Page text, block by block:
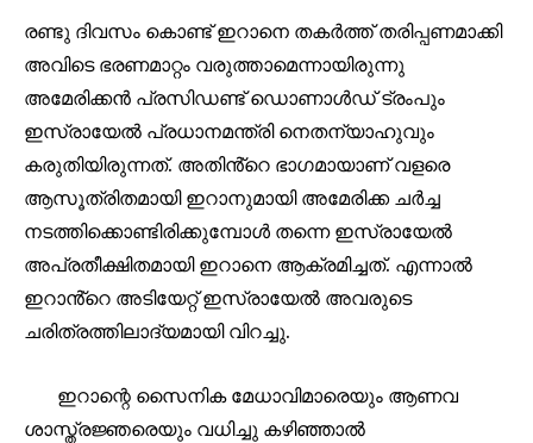
രണ്ടു ദിവസം കൊണ്ട് ഇറാനെ തകർത്ത് തരിപ്പണമാക്കി
അവിടെ ഭരണമാറ്റം വരുത്താമെന്നായിരുന്നു
അമേരിക്കൻ പ്രസിഡണ്ട് ഡൊണാൾഡ് ട്രംപും
ഇസ്രായേൽ പ്രധാനമന്ത്രി നെതന്യാഹുവും
കരുതിയിരുന്നത്. അതിൻ്റെ ഭാഗമായാണ് വളരെ
ആസൂത്രിതമായി ഇറാനുമായി അമേരിക്ക ചർച്ച
നടത്തിക്കൊണ്ടിരിക്കുമ്പോൾ തന്നെ ഇസ്രായേൽ
അപ്രതീക്ഷിതമായി ഇറാനെ ആക്രമിച്ചത്. എന്നാൽ
ഇറാൻ്റെ അടിയേറ്റ് ഇസ്രായേൽ അവരുടെ
ചരിത്രത്തിലാദ്യമായി വിറച്ചു.
ഇറാന്റെ സൈനിക മേധാവിമാരെയും ആണവ
ശാസ്ത്രജ്ഞരെയും വധിച്ചു കഴിഞ്ഞാൽ